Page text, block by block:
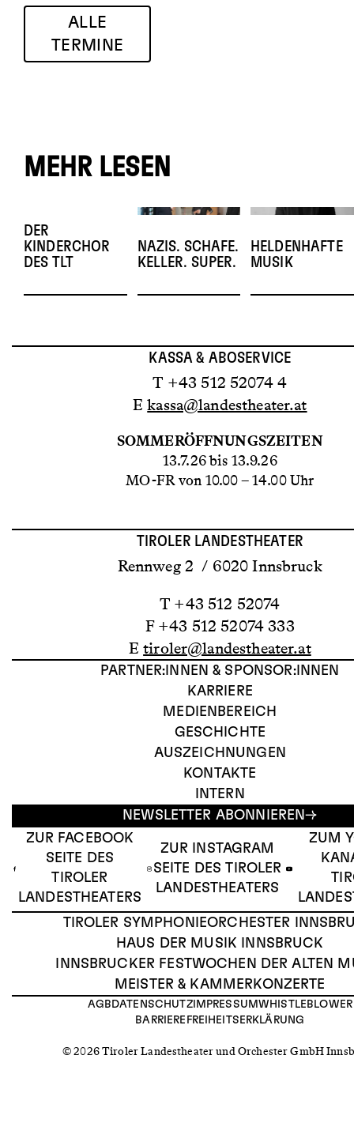
ALLE
TERMINE
MEHR LESEN
DER
KINDERCHOR
DES TLT
NAZIS. SCHAFE.
KELLER. SUPER.
HELDENHAFTE
MUSIK
KASSA & ABOSERVICE
T +43 512 52074 4
Ekassa@landestheater.at
SOMMERÖFFNUNGSZEITEN
13.7.26 bis 13.9.26
MO-FR von 10.00 – 14.00 Uhr
TIROLER LANDESTHEATER
Rennweg 2 / 6020 Innsbruck
T +43 512 52074
F +43 512 52074 333
Etiroler@landestheater.at
PARTNER:INNEN & SPONSOR:INNEN
KARRIERE
MEDIENBEREICH
GESCHICHTE
AUSZEICHNUNGEN
KONTAKTE
INTERN
NEWSLETTER ABONNIEREN
ZUR FACEBOOK
SEITE DES
TIROLER
LANDESTHEATERS
ZUR INSTAGRAM
SEITE DES TIROLER
LANDESTHEATERS
ZUM
TIROLER SYMPHONIEORCHESTER
HAUS DER MUSIK INNSBRUCK
INNSBRUCKER FESTWOCHEN DER ALTEN
MEISTER & KAMMERKONZERTE
AGB DATENSCHUTZIMPRESSUMWHISTLEBLOWER
BARRIEREFREIHEITSERKLÄRUNG
© 2026 Tiroler Landestheater und Orchester GmbH